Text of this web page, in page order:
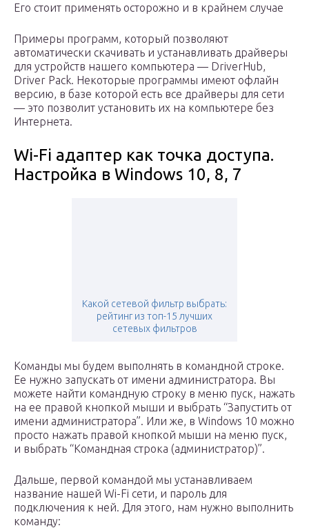
Его стоит применять осторожно и в крайнем случае
Примеры программ, который позволяют
автоматически скачивать и устанавливать драйверы
для устройств нашего компьютера — DriverHub,
Driver Pack. Некоторые программы имеют офлайн
версию, в базе которой есть все драйверы для сети
— это позволит установить их на компьютере без
Интернета.
Wi-Fi адаптер как точка доступа.
Настройка в Windows 10, 8, 7
Какой сетевой фильтр выбрать:
рейтинг из топ-15 лучших
сетевых фильтров
Команды мы будем выполнять в командной строке.
Ее нужно запускать от имени администратора. Вы
можете найти командную строку в меню пуск, нажать
на ее правой кнопкой мыши и выбрать “Запустить от
имени администратора”. Или же, в Windows 10 можно
просто нажать правой кнопкой мыши на меню пуск,
и выбрать “Командная строка (администратор)”.
Дальше, первой командой мы устанавливаем
название нашей Wi-Fi сети, и пароль для
подключения к ней. Для этого, нам нужно выполнить
команду: